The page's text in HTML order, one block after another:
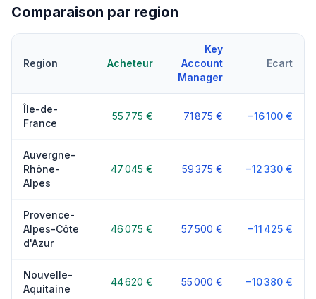
Comparaison par region
Region Acheteur
Key
Account
Manager
Ecart
Île-de-
France
55 775 € 71 875 € −16 100 €
Auvergne-
Rhône-
Alpes
47 045 € 59 375 € −12 330 €
Provence-
Alpes-Côte
d'Azur
46 075 € 57 500 € −11 425 €
Nouvelle-
Aquitaine
44 620 € 55 000 € −10 380 €